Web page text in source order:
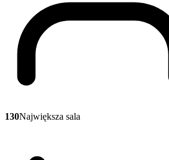
130Największa sala